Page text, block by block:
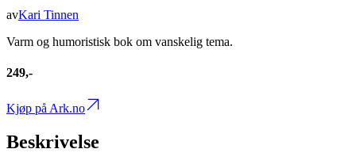
avKari Tinnen
Varm og humoristisk bok om vanskelig tema.
249,-
Kjøp på Ark.no
Beskrivelse